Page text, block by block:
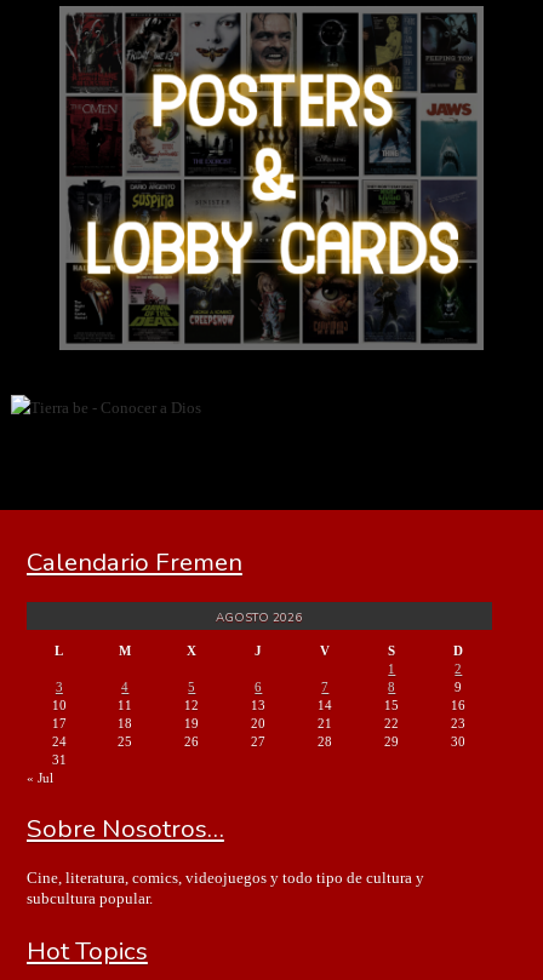
Calendario Fremen
AGOSTO 2026
L M X J V S
D
1
2
3
4 5 6 7 8
9
10
11 12 13 14 15
16
17
18 19 20 21 22
23
24
25 26 27 28 29
30
31
« Jul
Sobre Nosotros…
Cine, literatura, comics, videojuegos y todo tipo de cultura y
subcultura popular.
Hot Topics